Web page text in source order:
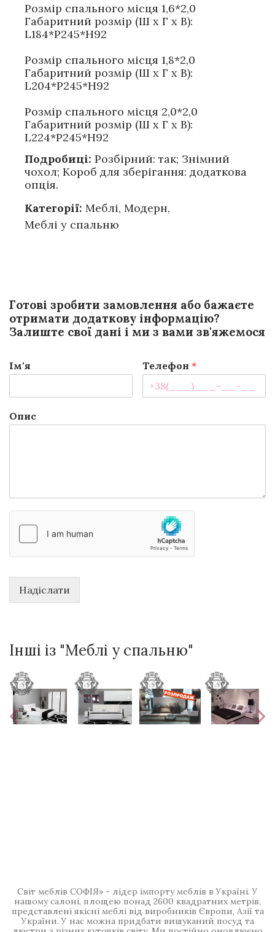
Розмір спального місця 1,6*2,0
Габаритний розмір (Ш х Г х В):
L184*P245*H92
Розмір спального місця 1,8*2,0
Габаритний розмір (Ш х Г х В):
L204*P245*H92
Розмір спального місця 2,0*2,0
Габаритний розмір (Ш х Г х В):
L224*P245*H92
Подробиці: Розбірний: так; Знімний
чохол; Короб для зберігання: додаткова
опція.
Категорії: Меблі, Модерн,
Меблі у спальню
Готові зробити замовлення або бажаєте
отримати додаткову інформацію?
Залиште свої дані і ми з вами зв'яжемося
Ім'я Телефон*
Опис
Надіслати
Інші із "Меблі у спальню"
Світ меблів СОФІЯ» - лідер імпорту меблів в Україні. У
нашому салоні, площею понад 2600 квадратних метрів,
представлені якісні меблі від виробників Європи, Азії та
України. У нас можна придбати вишуканий посуд та